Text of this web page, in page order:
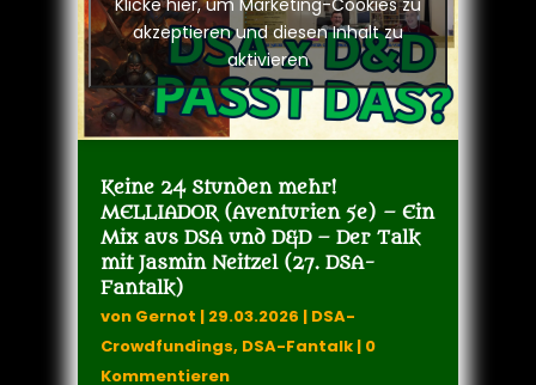
Klicke hier, um Marketing-Cookies zu
akzeptieren und diesen Inhalt zu
aktivieren
Keine 24 Stunden mehr!
MELLIADOR (Aventurien 5e) – Ein
Mix aus DSA und D&D – Der Talk
mit Jasmin Neitzel (27. DSA-
Fantalk)
vonGernot|29.03.2026